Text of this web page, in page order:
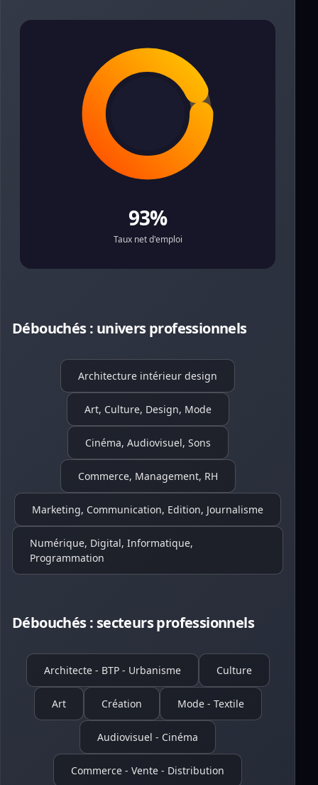
93%
Taux net d'emploi
Débouchés : univers professionnels
Architecture intérieur design
Art, Culture, Design, Mode
Cinéma, Audiovisuel, Sons
Commerce, Management, RH
Marketing, Communication, Edition, Journalisme
Numérique, Digital, Informatique,
Programmation
Débouchés : secteurs professionnels
Architecte - BTP - Urbanisme Culture
Art Création Mode - Textile
Audiovisuel - Cinéma
Commerce - Vente - Distribution